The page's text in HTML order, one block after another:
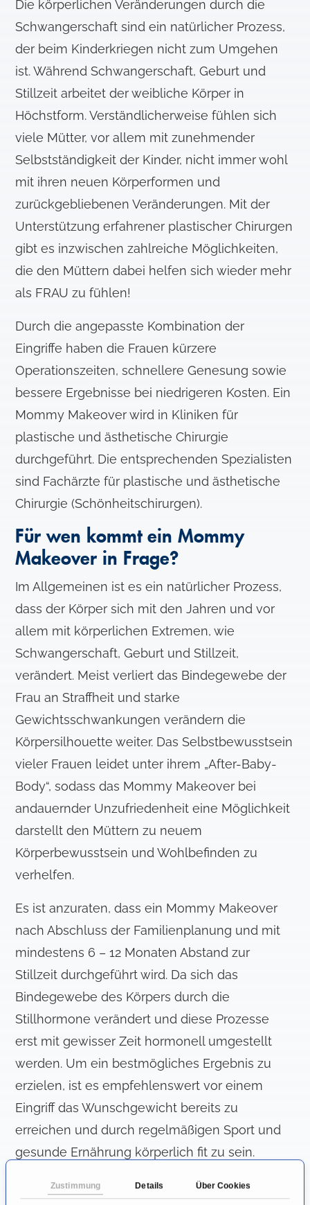
Zustimmung Details Über Cookies
Die körperlichen Veränderungen durch die
Schwangerschaft sind ein natürlicher Prozess,
der beim Kinderkriegen nicht zum Umgehen
ist. Während Schwangerschaft, Geburt und
Stillzeit arbeitet der weibliche Körper in
Höchstform. Verständlicherweise fühlen sich
viele Mütter, vor allem mit zunehmender
Selbstständigkeit der Kinder, nicht immer wohl
mit ihren neuen Körperformen und
zurückgebliebenen Veränderungen. Mit der
Unterstützung erfahrener plastischer Chirurgen
gibt es inzwischen zahlreiche Möglichkeiten,
die den Müttern dabei helfen sich wieder mehr
als FRAU zu fühlen!
Durch die angepasste Kombination der
Eingriffe haben die Frauen kürzere
Operationszeiten, schnellere Genesung sowie
bessere Ergebnisse bei niedrigeren Kosten. Ein
Mommy Makeover wird in Kliniken für
plastische und ästhetische Chirurgie
durchgeführt. Die entsprechenden Spezialisten
sind Fachärzte für plastische und ästhetische
Chirurgie (Schönheitschirurgen).
Für wen kommt ein Mommy
Makeover in Frage?
Im Allgemeinen ist es ein natürlicher Prozess,
dass der Körper sich mit den Jahren und vor
allem mit körperlichen Extremen, wie
Schwangerschaft, Geburt und Stillzeit,
verändert. Meist verliert das Bindegewebe der
Frau an Straffheit und starke
Gewichtsschwankungen verändern die
Körpersilhouette weiter. Das Selbstbewusstsein
vieler Frauen leidet unter ihrem „After-Baby-
Body“, sodass das Mommy Makeover bei
andauernder Unzufriedenheit eine Möglichkeit
darstellt den Müttern zu neuem
Körperbewusstsein und Wohlbefinden zu
verhelfen.
Es ist anzuraten, dass ein Mommy Makeover
nach Abschluss der Familienplanung und mit
mindestens 6 – 12 Monaten Abstand zur
Stillzeit durchgeführt wird. Da sich das
Bindegewebe des Körpers durch die
Stillhormone verändert und diese Prozesse
erst mit gewisser Zeit hormonell umgestellt
werden. Um ein bestmögliches Ergebnis zu
erzielen, ist es empfehlenswert vor einem
Eingriff das Wunschgewicht bereits zu
erreichen und durch regelmäßigen Sport und
gesunde Ernährung körperlich fit zu sein.
Operationstechniken nötig und das